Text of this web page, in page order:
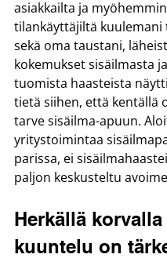
asiakkailta ja myöhemmin
tilankäyttäjiltä kuulemani
sekä oma taustani,
kokemukset sisäilmasta
tuomista haasteista
tietä siihen, että kentällä
tarve sisäilma-apuun.
yritystoimintaa
parissa, ei
paljon keskusteltu
Herkällä korvalla
kuuntelu on